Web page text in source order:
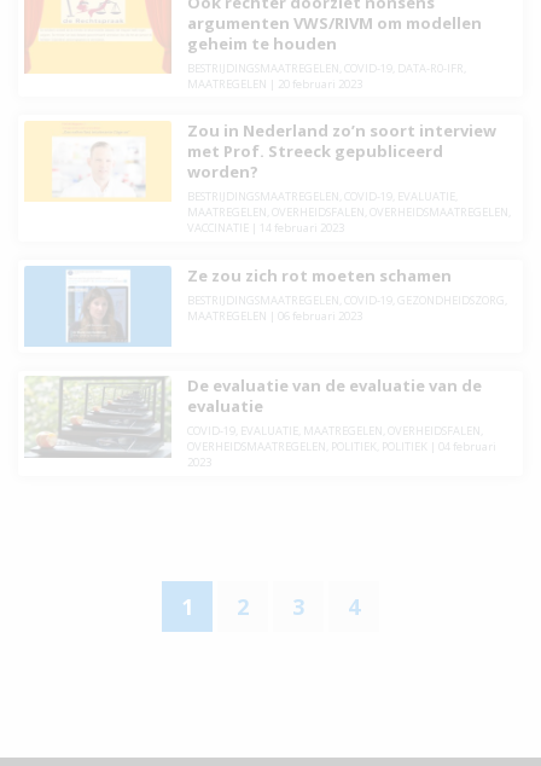
argumenten VWS/RIVM om modellen
geheim te houden
BESTRIJDINGSMAATREGELEN COVID-19, DATA-R0-IFR
MAATREGELEN
20 februari 2023
Zou in Nederland zo’n soort interview
met Prof. Streeck gepubliceerd
worden?
BESTRIJDINGSMAATREGELEN COVID-19, EVALUATIE
MAATREGELEN OVERHEIDSFALEN OVERHEIDSMAATREGELEN
VACCINATIE
14 februari 2023
Ze zou zich rot moeten schamen
BESTRIJDINGSMAATREGELEN COVID-19, GEZONDHEIDSZORG
MAATREGELEN
06 februari 2023
De evaluatie van de evaluatie van de
evaluatie
COVID-19, EVALUATIE MAATREGELEN OVERHEIDSFALEN
OVERHEIDSMAATREGELEN POLITIEK POLITIEK
04 februari
2023
1 2 3 4